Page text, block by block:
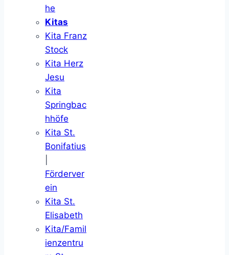
he
Kitas
Kita Franz
Stock
Kita Herz
Jesu
Kita
Springbac
hhöfe
Kita St.
Bonifatius
Förderver
ein
Kita St.
Elisabeth
Kita/Famil
ienzentru